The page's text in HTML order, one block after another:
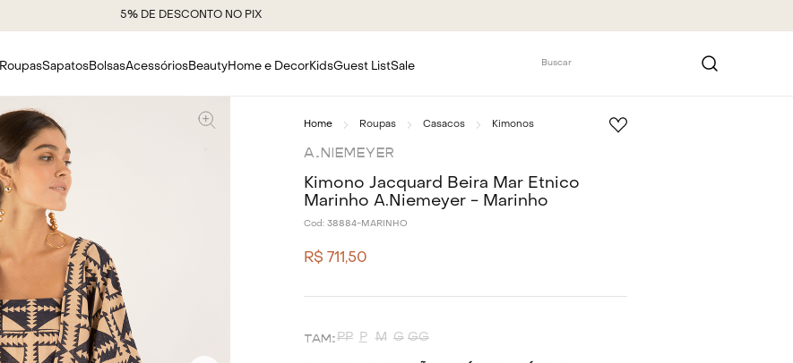
5% DE DESCONTO NO PIX
RoupasSapatosBolsasAcessóriosBeautyHome e DecorKidsGuest ListSale
Buscar
Roupas Casacos Kimonos
A.NIEMEYER
Kimono Jacquard Beira Mar Étnico
Marinho A.Niemeyer - Marinho
Cod: 38884-MARINHO
R$ 711 ,50
PP P M G GG